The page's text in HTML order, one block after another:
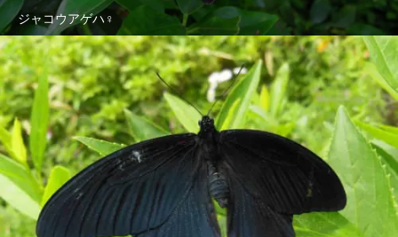
ジャコウアゲハ♀